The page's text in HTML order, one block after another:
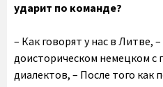
ударит по команде?
– Как говорят у нас в Литве,
доисторическом немецком с
диалектов, – После того как